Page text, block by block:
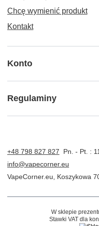
Chcę wymienić produkt
Kontakt
Konto
Regulaminy
+48 798 827 827
Pn. - Pt. :
info@vapecorner.eu
VapeCorner.eu
Koszykowa
W sklepie
Stawki VAT dla